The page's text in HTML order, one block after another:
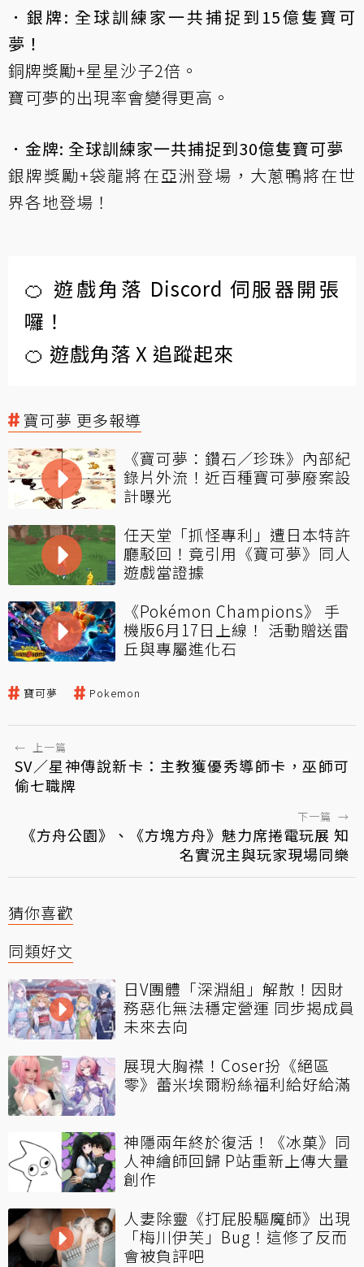
．銀牌: 全球訓練家一共捕捉到15億隻寶可
夢！
銅牌獎勵+星星沙子2倍。
寶可夢的出現率會變得更高。
．金牌: 全球訓練家一共捕捉到30億隻寶可夢
銀牌獎勵+袋龍將在亞洲登場，大蔥鴨將在世
界各地登場！
🍊 遊戲角落 Discord 伺服器開張
囉！
🍊 遊戲角落 X 追蹤起來
寶可夢 更多報導
《寶可夢：鑽石／珍珠》內部紀
錄片外流！近百種寶可夢廢案設
計曝光
任天堂「抓怪專利」遭日本特許
廳駁回！竟引用《寶可夢》同人
遊戲當證據
《Pokémon Champions》 手
機版6月17日上線！ 活動贈送雷
丘與專屬進化石
寶可夢 Pokemon
← 上一篇
SV／星神傳說新卡：主教獲優秀導師卡，巫師可
偷七職牌
下一篇 →
《方舟公園》、《方塊方舟》魅力席捲電玩展 知
名實況主與玩家現場同樂
猜你喜歡
同類好文
日V團體「深淵組」解散！因財
務惡化無法穩定營運 同步揭成員
未來去向
展現大胸襟！Coser扮《絕區
零》蕾米埃爾粉絲福利給好給滿
神隱兩年終於復活！《冰菓》同
人神繪師回歸 P站重新上傳大量
創作
人妻除靈《打屁股驅魔師》出現
「梅川伊芙」Bug！這修了反而
會被負評吧